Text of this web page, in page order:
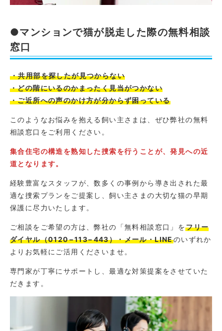
●マンションで猫が脱走した際の無料相談
窓口
・共用部を探したが見つからない
・どの階にいるのかまったく見当がつかない
・ご近所への声のかけ方が分からず困っている
このようなお悩みを抱える飼い主さまは、ぜひ弊社の無料
相談窓口をご利用ください。
集合住宅の構造を熟知した捜索を行うことが、発見への近
道となります。
経験豊富なスタッフが、数多くの事例から導き出された最
適な捜索プランをご提案し、飼い主さまの大切な猫の早期
保護に尽力いたします。
ご相談をご希望の方は、弊社の「無料相談窓口」をフリー
ダイヤル（0120−113−443）・メール・LINEのいずれか
よりお気軽にご活用くださいませ。
専門家が丁寧にサポートし、最適な対策提案をさせていた
だきます。